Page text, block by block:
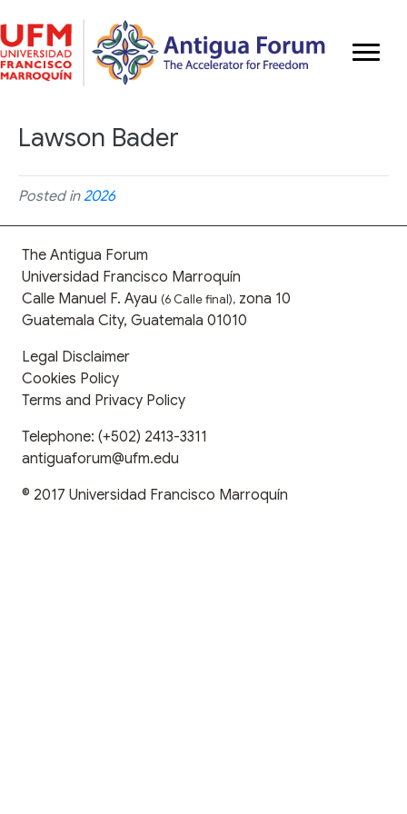
Lawson Bader
Posted in2026
The Antigua Forum
Universidad Francisco Marroquín
Calle Manuel F. Ayau (6 Calle final), zona 10
Guatemala City, Guatemala 01010
Legal Disclaimer
Cookies Policy
Terms and Privacy Policy
Telephone: (+502) 2413-3311
antiguaforum@ufm.edu
© 2017 Universidad Francisco Marroquín